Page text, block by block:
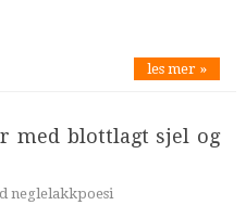
les mer »
med blottlagt sjel og
neglelakkpoesi